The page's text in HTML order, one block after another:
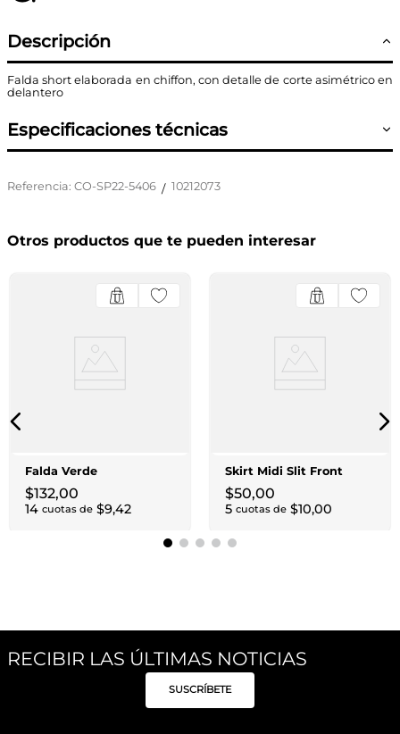
Descripción
Falda short elaborada en chiffon, con detalle de corte asimétrico en
delantero
Especificaciones técnicas
Referencia: CO-SP22-5406 / 10212073
Otros productos que te pueden interesar
Falda Verde
$132,00
14 cuotas de $9,42
Skirt Midi Slit Front
$50,00
5 cuotas de $10,00
RECIBIR LAS ÚLTIMAS NOTICIAS
SUSCRÍBETE